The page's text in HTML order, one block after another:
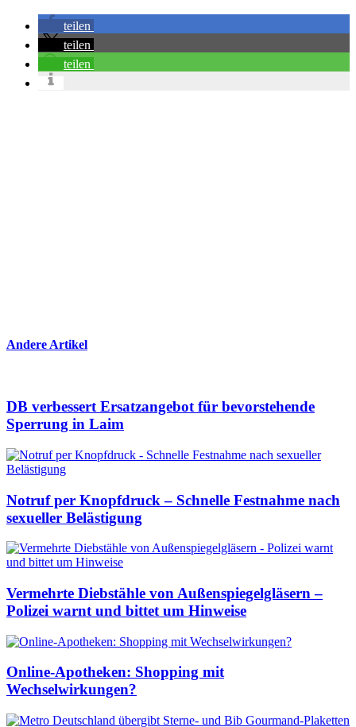
teilen
teilen
teilen
Andere Artikel
DB verbessert Ersatzangebot für bevorstehende
Sperrung in Laim
Notruf per Knopfdruck – Schnelle Festnahme nach
sexueller Belästigung
Vermehrte Diebstähle von Außenspiegelgläsern –
Polizei warnt und bittet um Hinweise
Online-Apotheken: Shopping mit
Wechselwirkungen?